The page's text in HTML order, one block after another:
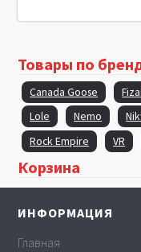
Товары по
Canada Goose
Lole
Nemo
Rock Empire
VR
Корзина
ИНФОРМАЦИЯ
Главная